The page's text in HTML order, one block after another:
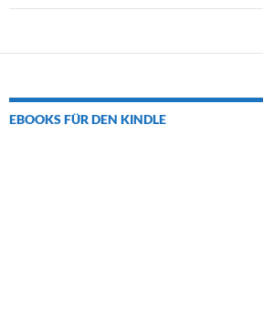
EBOOKS FÜR DEN KINDLE